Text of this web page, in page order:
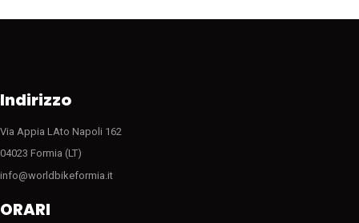
Indirizzo
Via Appia LAto Napoli 162
04023 Formia (LT)
info@worldbikeformia.it
ORARI